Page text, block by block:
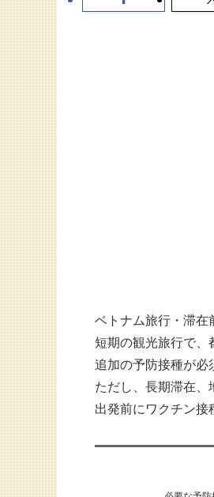
ベトナム旅行・滞在
短期の観光旅行で、
追加の予防接種が必
ただし、長期滞在、
出発前にワクチン接